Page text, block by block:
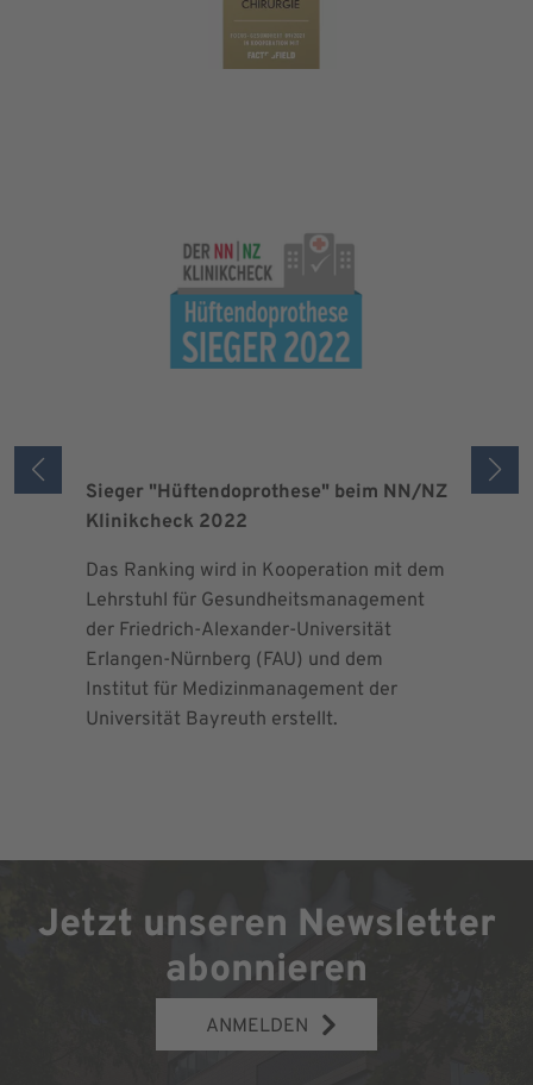
Sieger "Hüftendoprothese" beim NN/NZ
Klinikcheck 2022
Das Ranking wird in Kooperation mit dem
Lehrstuhl für Gesundheitsmanagement
der Friedrich-Alexander-Universität
Erlangen-Nürnberg (FAU) und dem
Institut für Medizinmanagement der
Universität Bayreuth erstellt.
Jetzt unseren Newsletter
abonnieren
ANMELDEN